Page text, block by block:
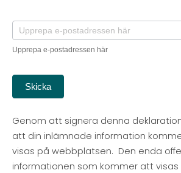
adress
Upprepa e-postadressen här
Skicka
Genom att signera denna
att din inlämnade information
visas på webbplatsen. Den enda
informationen som kommer att